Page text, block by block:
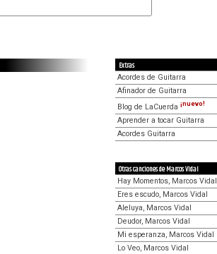
Extras
Acordes de Guitarra
Afinador de Guitarra
Blog de LaCuerda ¡nuevo!
Aprender a tocar Guitarra
Acordes Guitarra
Otras canciones de Marcos Vidal
Hay Momentos, Marcos Vidal
Eres escudo, Marcos Vidal
Aleluya, Marcos Vidal
Deudor, Marcos Vidal
Mi esperanza, Marcos Vidal
Lo Veo, Marcos Vidal